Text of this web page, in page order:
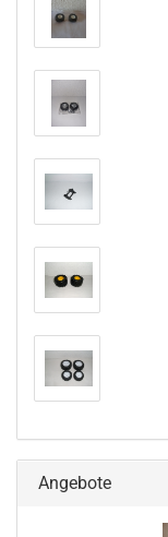
Angebote